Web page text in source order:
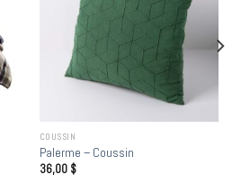
COUSSIN
Palerme – Coussin
36,00 $